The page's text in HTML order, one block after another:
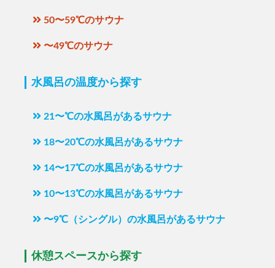
50〜59℃のサウナ
〜49℃のサウナ
水風呂の温度から探す
21〜℃の水風呂があるサウナ
18〜20℃の水風呂があるサウナ
14〜17℃の水風呂があるサウナ
10〜13℃の水風呂があるサウナ
〜9℃（シングル）の水風呂があるサウナ
休憩スペースから探す